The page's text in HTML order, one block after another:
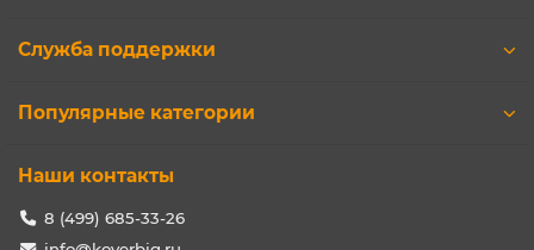
Служба поддержки
Популярные категории
Наши контакты
8 (499) 685-33-26